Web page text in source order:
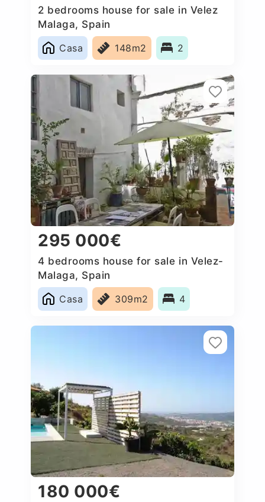
2 bedrooms house for sale in Velez
Malaga, Spain
Casa
148m2 2
295 000€
4 bedrooms house for sale in Velez-
Malaga, Spain
Casa
309m2 4
180 000€